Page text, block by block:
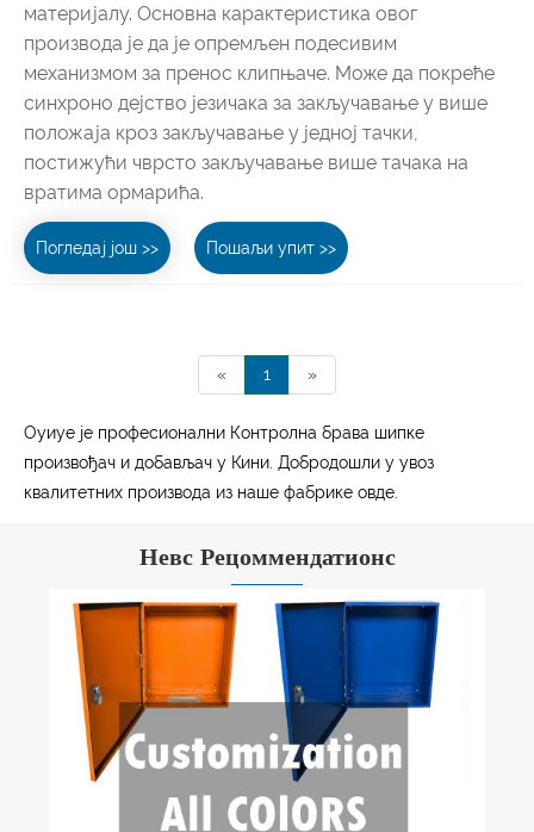
материјалу. Основна карактеристика овог
производа је да је опремљен подесивим
механизмом за пренос клипњаче. Може да покреће
синхроно дејство језичака за закључавање у више
положаја кроз закључавање у једној тачки,
постижући чврсто закључавање више тачака на
вратима ормарића.
Погледај још >> Пошаљи упит >>
« 1 »
Оуиуе је професионални Контролна брава шипке
произвођач и добављач у Кини. Добродошли у увоз
квалитетних производа из наше фабрике овде.
Невс Рецоммендатионс